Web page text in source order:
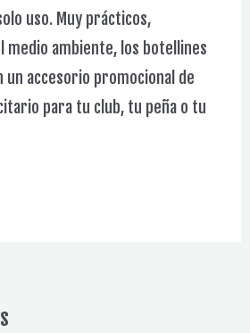
uso. Muy prácticos,
medio ambiente, los botellines
un accesorio promocional de
para tu club, tu peña o tu